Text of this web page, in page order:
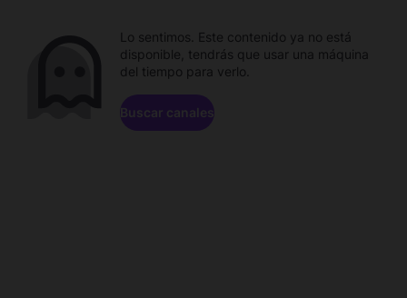
Lo sentimos. Este contenido ya no está
disponible, tendrás que usar una máquina
del tiempo para verlo.
Buscar canales